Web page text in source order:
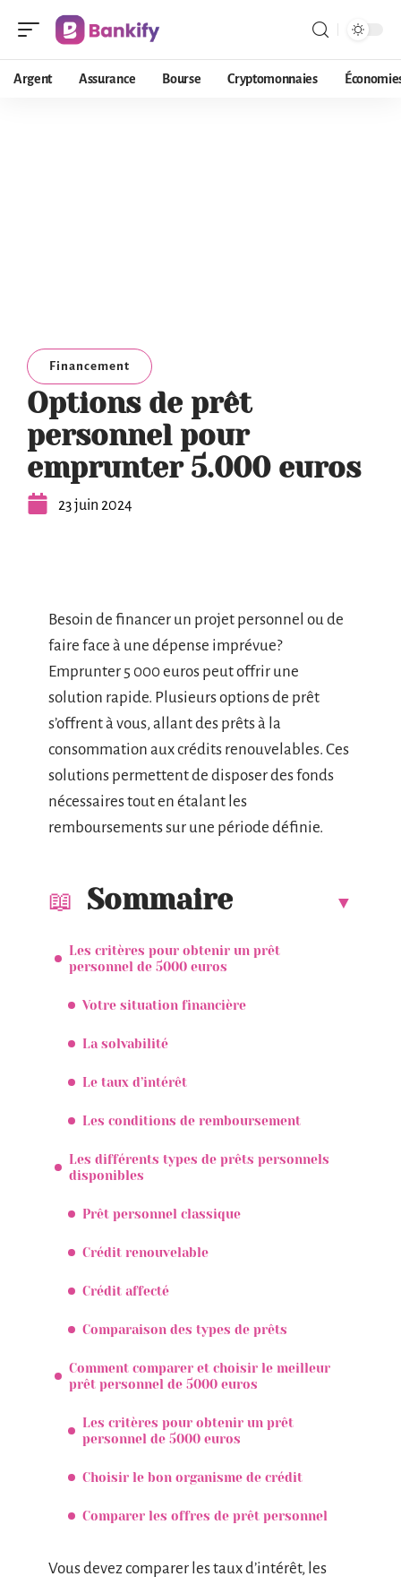
Argent Assurance Bourse Cryptomonnaies
Financement
Options de prêt
personnel pour
emprunter 5.000 euros
23 juin 2024
Besoin de financer un projet personnel ou de
faire face à une dépense imprévue?
Emprunter 5 000 euros peut offrir une
solution rapide. Plusieurs options de prêt
s’offrent à vous, allant des prêts à la
consommation aux crédits renouvelables. Ces
solutions permettent de disposer des fonds
nécessaires tout en étalant les
remboursements sur une période définie.
Sommaire
Les critères pour obtenir un prêt
personnel de 5000 euros
Votre situation financière
La solvabilité
Le taux d’intérêt
Les conditions de remboursement
Les différents types de prêts personnels
disponibles
Prêt personnel classique
Crédit renouvelable
Crédit affecté
Comparaison des types de prêts
Comment comparer et choisir le meilleur
prêt personnel de 5000 euros
Les critères pour obtenir un prêt
personnel de 5000 euros
Choisir le bon organisme de crédit
Comparer les offres de prêt personnel
Vous devez comparer les taux d’intérêt, les